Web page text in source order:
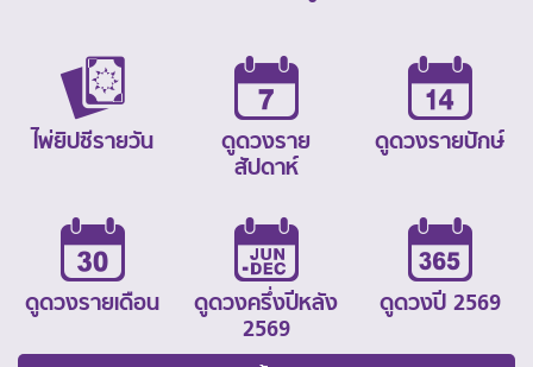
ไพ่ยิปซีรายวัน
ดูดวงราย
สัปดาห์
ดูดวงรายปักษ์
ดูดวงรายเดือน
ดูดวงครึ่งปีหลัง
2569
ดูดวงปี 2569